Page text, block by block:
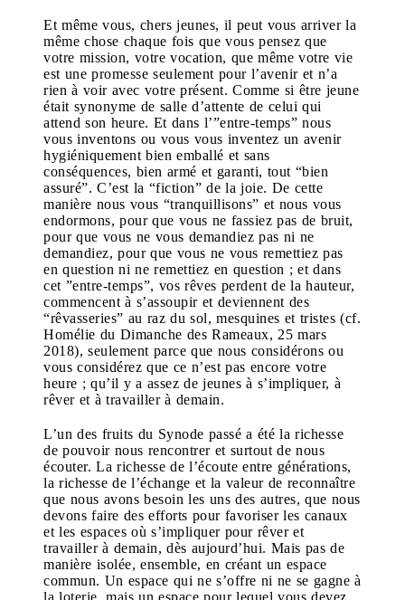
Et même vous, chers jeunes, il peut vous arriver la
même chose chaque fois que vous pensez que
votre mission, votre vocation, que même votre vie
est une promesse seulement pour l’avenir et n’a
rien à voir avec votre présent. Comme si être jeune
était synonyme de salle d’attente de celui qui
attend son heure. Et dans l’”entre-temps” nous
vous inventons ou vous vous inventez un avenir
hygiéniquement bien emballé et sans
conséquences, bien armé et garanti, tout “bien
assuré”. C’est la “fiction” de la joie. De cette
manière nous vous “tranquillisons” et nous vous
endormons, pour que vous ne fassiez pas de bruit,
pour que vous ne vous demandiez pas ni ne
demandiez, pour que vous ne vous remettiez pas
en question ni ne remettiez en question ; et dans
cet ”entre-temps”, vos rêves perdent de la hauteur,
commencent à s’assoupir et deviennent des
“rêvasseries” au raz du sol, mesquines et tristes (cf.
Homélie du Dimanche des Rameaux, 25 mars
2018), seulement parce que nous considérons ou
vous considérez que ce n’est pas encore votre
heure ; qu’il y a assez de jeunes à s’impliquer, à
rêver et à travailler à demain.
L’un des fruits du Synode passé a été la richesse
de pouvoir nous rencontrer et surtout de nous
écouter. La richesse de l’écoute entre générations,
la richesse de l’échange et la valeur de reconnaître
que nous avons besoin les uns des autres, que nous
devons faire des efforts pour favoriser les canaux
et les espaces où s’impliquer pour rêver et
travailler à demain, dès aujourd’hui. Mais pas de
manière isolée, ensemble, en créant un espace
commun. Un espace qui ne s’offre ni ne se gagne à